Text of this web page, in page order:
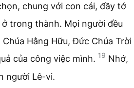
chung với con cái, đầy tớ
trong thành. Mọi người đều
Hằng Hữu, Đức Chúa Trời
của công việc mình. 19 Nhớ,
người Lê-vi.